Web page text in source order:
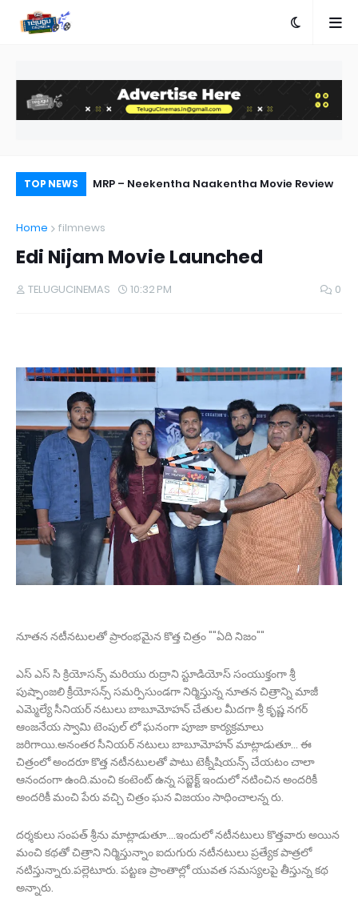
TOP NEWS
Success MRP – Neekentha Naakentha Movie Review
Home
filmnews
Edi Nijam Movie Launched
TELUGUCINEMAS 10:32 PM 0
నూతన నటీనటులతో ప్రారంభమైన కొత్త చిత్రం ""ఏది నిజం""
ఎస్ ఎస్ సి క్రియోసన్స్ మరియు రుద్రాని స్టూడియోస్ సంయుక్తంగా శ్రీ
పుష్పాంజలి క్రీయోసన్స్ సమర్పిసుండగా నిర్మిస్తున్న నూతన చిత్రాన్ని మాజీ
ఎమ్మెల్యే సీనియర్ నటులు బాబూమోహన్ చేతుల మీదగా శ్రీ కృష్ణ నగర్
ఆంజనేయ స్వామి టెంపుల్ లో ఘనంగా పూజా కార్యక్రమాలు
జరిగాయి.అనంతర సీనియర్ నటులు బాబూమోహన్ మాట్లాడుతూ... ఈ
చిత్రంలో అందరూ కొత్త నటీనటులతో పాటు టెక్నీషియన్స్ చేయటం చాలా
ఆనందంగా ఉంది.మంచి కంటెంట్ ఉన్న సబ్జెక్ట్ ఇందులో నటించిన అందరికీ
అందరికీ మంచి పేరు వచ్చి చిత్రం ఘన విజయం సాధించాలన్న రు.
దర్శకులు సంపత్ శ్రీను మాట్లాడుతూ....ఇందులో నటీనటులు కొత్తవారు అయిన
మంచి కథతో చిత్రాని నిర్మిస్తున్నాం ఐదుగురు నటీనటులు ప్రత్యేక పాత్రలో
నటిస్తున్నారు.పల్లెటూరు. పట్టణ ప్రాంతాల్లో యువత సమస్యలపై తీస్తున్న కథ
అన్నారు.